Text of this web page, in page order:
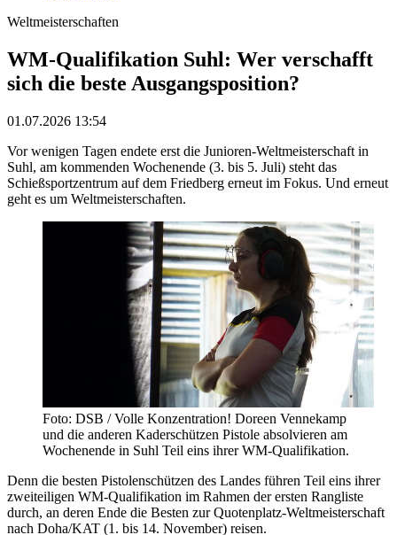
Weltmeisterschaften
WM-Qualifikation Suhl: Wer verschafft
sich die beste Ausgangsposition?
01.07.2026 13:54
Vor wenigen Tagen endete erst die Junioren-Weltmeisterschaft in
Suhl, am kommenden Wochenende (3. bis 5. Juli) steht das
Schießsportzentrum auf dem Friedberg erneut im Fokus. Und erneut
geht es um Weltmeisterschaften.
Foto: DSB / Volle Konzentration! Doreen Vennekamp
und die anderen Kaderschützen Pistole absolvieren am
Wochenende in Suhl Teil eins ihrer WM-Qualifikation.
Denn die besten Pistolenschützen des Landes führen Teil eins ihrer
zweiteiligen WM-Qualifikation im Rahmen der ersten Rangliste
durch, an deren Ende die Besten zur Quotenplatz-Weltmeisterschaft
nach Doha/KAT (1. bis 14. November) reisen.